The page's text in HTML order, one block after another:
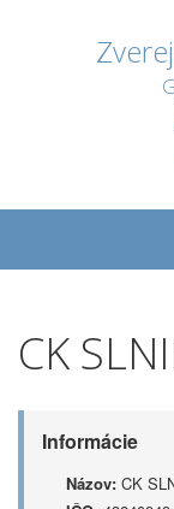
CK
Informácie
Názov: CK